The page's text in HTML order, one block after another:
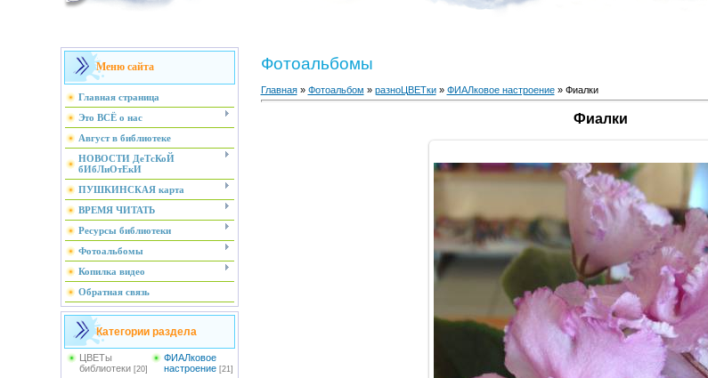
Меню сайта
Главная страница
Это ВСЁ о нас
Август в библиотеке
НОВОСТИ ДеТсКоЙ
бИбЛиОтЕкИ
ПУШКИНСКАЯ карта
ВРЕМЯ ЧИТАТЬ
Ресурсы библиотеки
Фотоальбомы
Копилка видео
Обратная связь
Категории раздела
ЦВЕТы
библиотеки [20]
ФИАЛковое
настроение [21]
Фотоальбомы
Главная» Фотоальбом » разноЦВЕТки» ФИАЛковое настроение» Фиалки
Фиалки